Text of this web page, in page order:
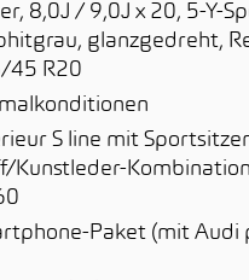
8,0J / 9,0J x 20, 5-Y-
glanzgedreht,
45 R20
S line mit
Kunstleder-
Paket (mit Audi